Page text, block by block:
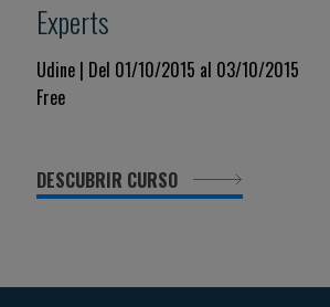
Experts
Udine | Del 01/10/2015 al 03/10/2015
Free
DESCUBRIR CURSO